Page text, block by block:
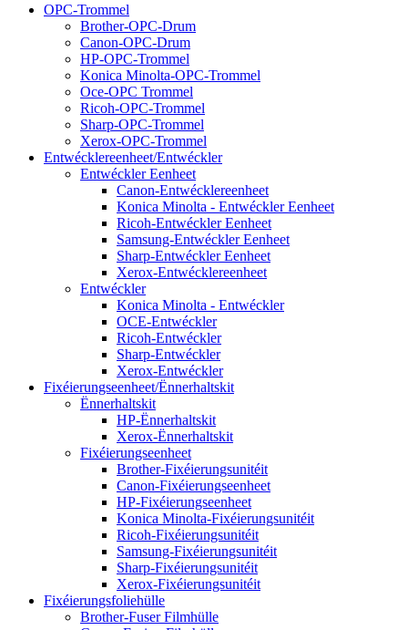
OPC-Trommel
Brother-OPC-Drum
Canon-OPC-Drum
HP-OPC-Trommel
Konica Minolta-OPC-Trommel
Oce-OPC Trommel
Ricoh-OPC-Trommel
Sharp-OPC-Trommel
Xerox-OPC-Trommel
Entwécklereenheet/Entwéckler
Entwéckler Eenheet
Canon-Entwécklereenheet
Konica Minolta - Entwéckler Eenheet
Ricoh-Entwéckler Eenheet
Samsung-Entwéckler Eenheet
Sharp-Entwéckler Eenheet
Xerox-Entwécklereenheet
Entwéckler
Konica Minolta - Entwéckler
OCE-Entwéckler
Ricoh-Entwéckler
Sharp-Entwéckler
Xerox-Entwéckler
Fixéierungseenheet/Ënnerhaltskit
Ënnerhaltskit
HP-Ënnerhaltskit
Xerox-Ënnerhaltskit
Fixéierungseenheet
Brother-Fixéierungsunitéit
Canon-Fixéierungseenheet
HP-Fixéierungseenheet
Konica Minolta-Fixéierungsunitéit
Ricoh-Fixéierungsunitéit
Samsung-Fixéierungsunitéit
Sharp-Fixéierungsunitéit
Xerox-Fixéierungsunitéit
Fixéierungsfoliehülle
Brother-Fuser Filmhülle